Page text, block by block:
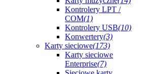
Kontrolery LPT /
COM(1)
Kontrolery USB(10)
Konwertery(3)
Karty sieciowe(173)
Karty sieciowe
Enterprise(7)